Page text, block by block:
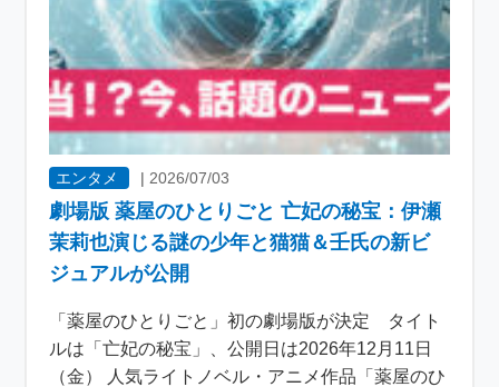
エンタメ | 2026/07/03
劇場版 薬屋のひとりごと 亡妃の秘宝：伊瀬
茉莉也演じる謎の少年と猫猫＆壬氏の新ビ
ジュアルが公開
「薬屋のひとりごと」初の劇場版が決定 タイト
ルは「亡妃の秘宝」、公開日は2026年12月11日
（金） 人気ライトノベル・アニメ作品「薬屋のひ